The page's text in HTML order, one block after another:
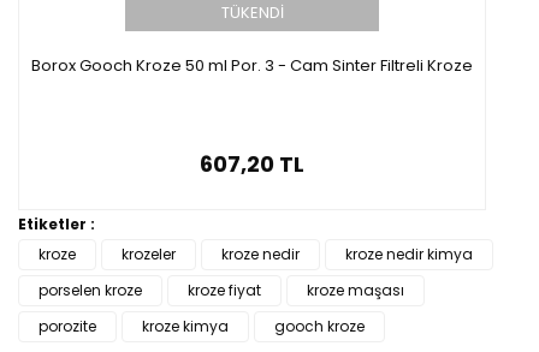
TÜKENDİ
Borox Gooch Kroze 50 ml Por. 3 - Cam Sinter Filtreli Kroze
607,20 TL
Etiketler :
kroze
krozeler kroze nedir
kroze nedir kimya
porselen kroze
kroze fiyat
kroze maşası
porozite
kroze kimya gooch kroze